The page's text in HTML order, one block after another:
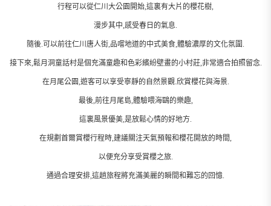
行程可以從仁川大公園開始,這裏有大片的櫻花樹,
漫步其中,感受春日的氣息.
隨後.可以前往仁川唐人街,品嚐地道的中式美食,體驗濃厚的文化氛圍.
接下來,鬆月洞童話村是個充滿童趣和色彩繽紛壁畫的小村莊,非常適合拍照留念.
在月尾公園,遊客可以享受寧靜的自然景觀.欣賞櫻花與海景.
最後,前往月尾島,體驗喂海鷗的樂趣,
這裏風景優美,是放鬆心情的好地方.
在規劃首爾賞櫻行程時,建議關注天氣預報和櫻花開放的時間,
以便充分享受賞櫻之旅.
通過合理安排,這趟旅程將充滿美麗的瞬間和難忘的回憶.